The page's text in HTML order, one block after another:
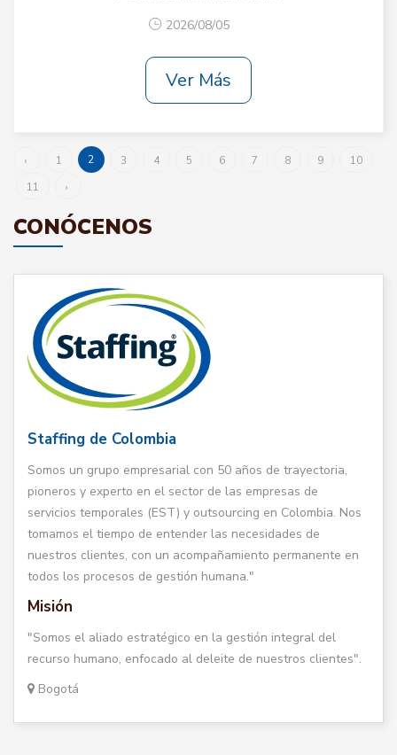
2026/08/05
Ver Más
‹ 1 2 3 4 5 6 7 8 9
10
11
›
CONÓCENOS
Staffing de Colombia
Somos un grupo empresarial con 50 años de trayectoria,
pioneros y experto en el sector de las empresas de
servicios temporales (EST) y outsourcing en Colombia. Nos
tomamos el tiempo de entender las necesidades de
nuestros clientes, con un acompañamiento permanente en
todos los procesos de gestión humana."
Misión
"Somos el aliado estratégico en la gestión integral del
recurso humano, enfocado al deleite de nuestros clientes".
Bogotá